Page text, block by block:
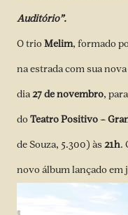
Auditório”.
O trioMelim, formado
na estrada com sua
dia27 de novembro,
doTeatro Positivo –
de Souza, 5.300) às 21h.
novo álbum lançado em